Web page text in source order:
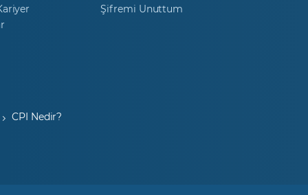
Şifremi Unuttum
CPI Nedir?